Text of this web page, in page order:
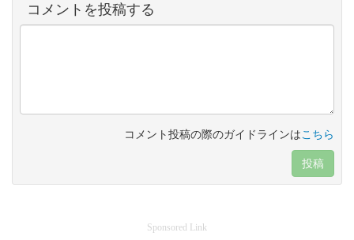
コメントを投稿する
コメント投稿の際のガイドラインはこちら
投稿
Sponsored Link